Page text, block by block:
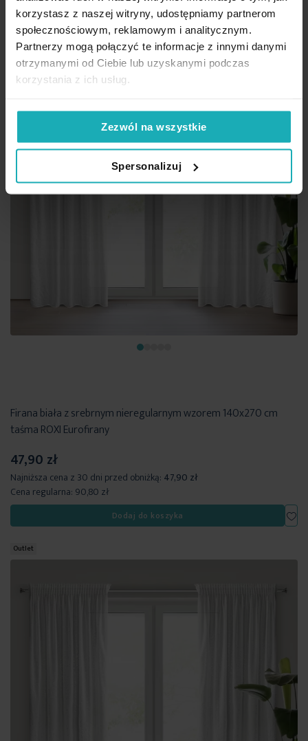
korzystasz z naszej witryny, udostępniamy partnerom
społecznościowym, reklamowym i analitycznym.
Partnerzy mogą połączyć te informacje z innymi danymi
otrzymanymi od Ciebie lub uzyskanymi podczas
korzystania z ich usług.
Zezwól na wszystkie
Spersonalizuj
Dodaj do koszyka
Outlet
Firana biała z srebrnym nieregularnym wzorem 140x270 cm
taśma ROXI Eurofirany
47,90 zł
Najniższa cena z 30 dni przed obniżką: 47,90 zł
Cena regularna: 90,80 zł
Dodaj do koszyka
Outlet